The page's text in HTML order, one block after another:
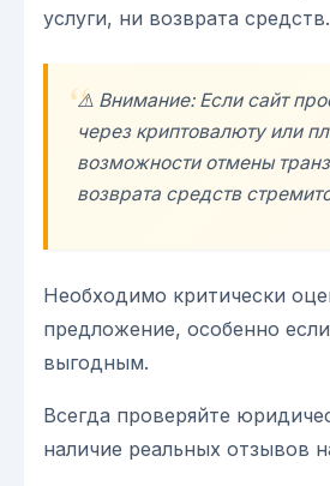
услуги, ни возврата средств.
⚠️ Внимание: Если сайт
через криптовалюту или
возможности отмены
возврата средств
Необходимо критически
предложение, особенно
выгодным.
Всегда проверяйте
наличие реальных отзывов